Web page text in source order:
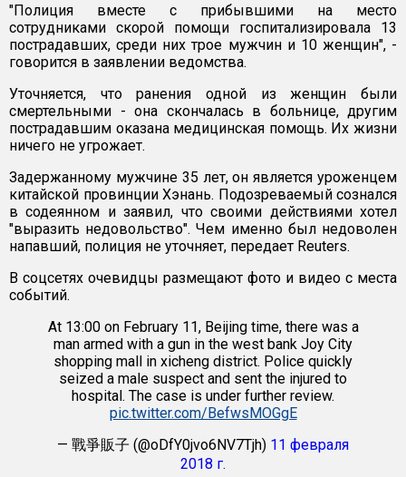
"Полиция вместе с прибывшими на место
сотрудниками скорой помощи госпитализировала 13
пострадавших, среди них трое мужчин и 10 женщин", -
говорится в заявлении ведомства.
Уточняется, что ранения одной из женщин были
смертельными - она скончалась в больнице, другим
пострадавшим оказана медицинская помощь. Их жизни
ничего не угрожает.
Задержанному мужчине 35 лет, он является уроженцем
китайской провинции Хэнань. Подозреваемый сознался
в содеянном и заявил, что своими действиями хотел
"выразить недовольство". Чем именно был недоволен
напавший, полиция не уточняет, передает Reuters.
В соцсетях очевидцы размещают фото и видео с места
событий.
At 13:00 on February 11, Beijing time, there was a
man armed with a gun in the west bank Joy City
shopping mall in xicheng district. Police quickly
seized a male suspect and sent the injured to
hospital. The case is under further review.
pic.twitter.com/BefwsMOGgE
— 戰爭販子 (@oDfY0jvo6NV7Tjh) 11 февраля
2018 г.